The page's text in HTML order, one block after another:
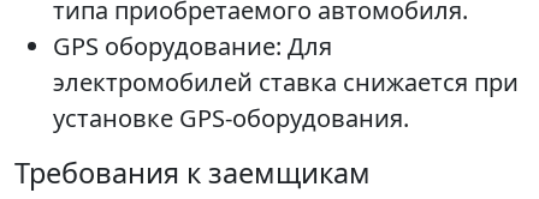
типа приобретаемого автомобиля.
GPS оборудование: Для
электромобилей ставка снижается при
установке GPS-оборудования.
Требования к заемщикам